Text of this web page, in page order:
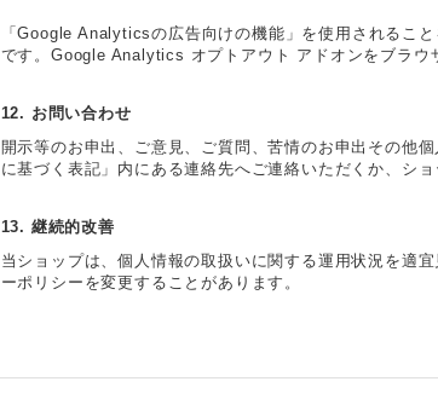
「Google Analyticsの広告向けの機能」を使用されるこ
です。Google Analytics オプトアウト アドオンをブラウ
12. お問い合わせ
開示等のお申出、ご意見、ご質問、苦情のお申出その他
に基づく表記」内にある連絡先へご連絡いただくか、シ
13. 継続的改善
当ショップは、個人情報の取扱いに関する運用状況を適
ーポリシーを変更することがあります。